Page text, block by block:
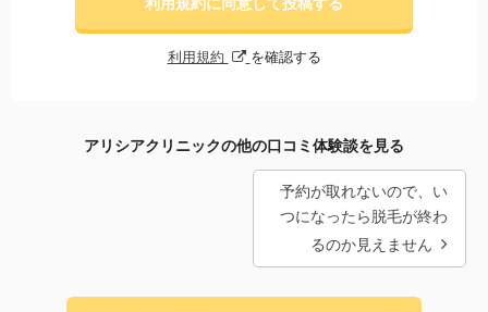
利用規約 を確認する
アリシアクリニックの他の口コミ体験談を見る
予約が取れないので、い
つになったら脱毛が終わ
るのか見えません